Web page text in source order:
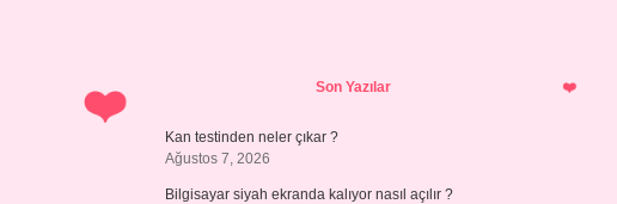
SidebarSon Yazılar
Kan testinden neler çıkar ?
Ağustos 7, 2026
Bilgisayar siyah ekranda kalıyor nasıl açılır ?